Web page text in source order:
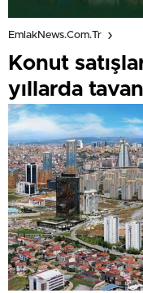
EmlakNews.com.tr
Konut
yıllarda